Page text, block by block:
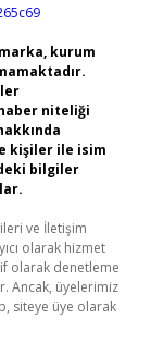
kurum
niteliği
kişiler ile isim
bilgiler
ve İletişim
olarak hizmet
olarak denetleme
Ancak, üyelerimiz
siteye üye olarak